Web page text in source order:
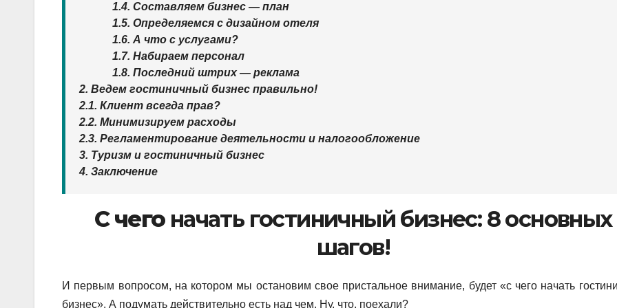
1.4. Составляем бизнес — план
1.5. Определяемся с дизайном отеля
1.6. А что с услугами?
1.7. Набираем персонал
1.8. Последний штрих — реклама
2. Ведем гостиничный бизнес правильно!
2.1. Клиент всегда прав?
2.2. Минимизируем расходы
2.3. Регламентирование деятельности и налогообложение
3. Туризм и гостиничный бизнес
4. Заключение
С чегоначать гостиничный бизнес: 8 основных
шагов!
И первым вопросом, на котором мы остановим свое пристальное внимание, будет «с чего начать
бизнес». А подумать действительно есть над чем. Ну, что, поехали?